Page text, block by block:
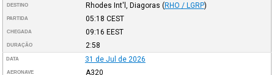
DESTINO Rhodes Int'l, Diagoras (RHO / LGRP)
PARTIDA 05:18 CEST
CHEGADA 09:16 EEST
DURAÇÃO 2:58
DATA 31 de Jul de 2026
AERONAVE A320